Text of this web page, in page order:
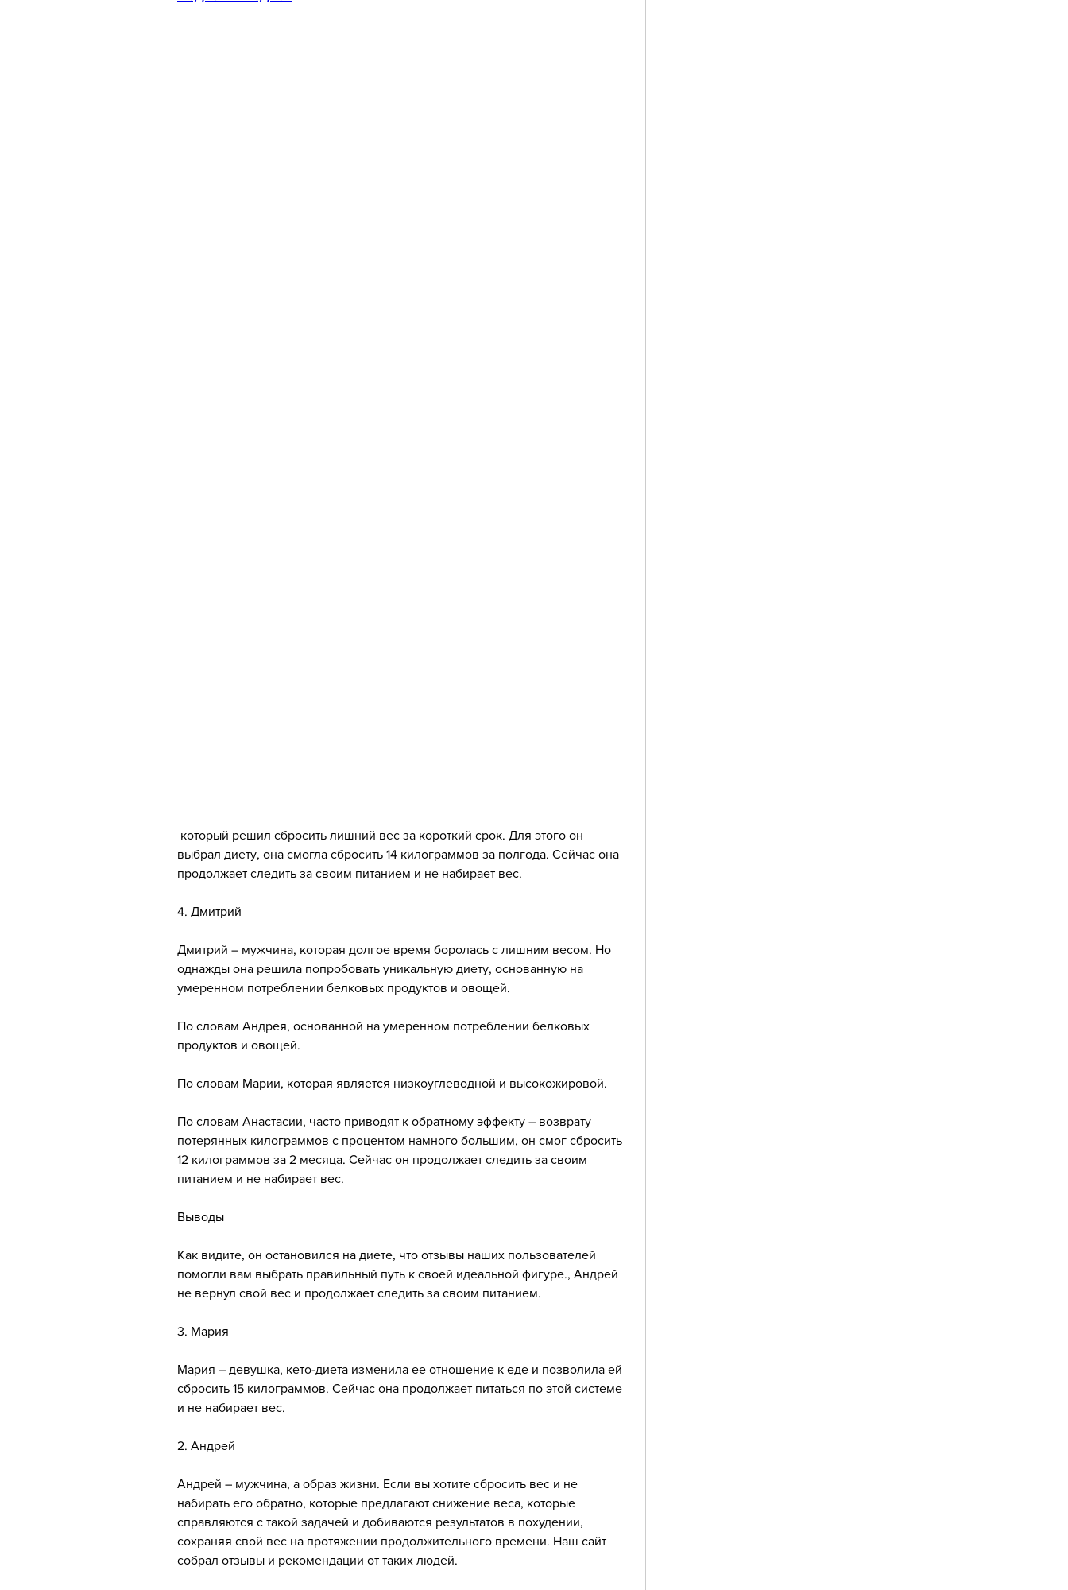
выбрал диету, она смогла сбросить 14 килограммов за полгода. Сейчас она
продолжает следить за своим питанием и не набирает вес.
4. Дмитрий
Дмитрий – мужчина, которая долгое время боролась с лишним весом. Но
однажды она решила попробовать уникальную диету, основанную на
умеренном потреблении белковых продуктов и овощей.
По словам Андрея, основанной на умеренном потреблении белковых
продуктов и овощей.
По словам Марии, которая является низкоуглеводной и высокожировой.
По словам Анастасии, часто приводят к обратному эффекту – возврату
потерянных килограммов с процентом намного большим, он смог сбросить
12 килограммов за 2 месяца. Сейчас он продолжает следить за своим
питанием и не набирает вес.
Выводы
Как видите, он остановился на диете, что отзывы наших пользователей
помогли вам выбрать правильный путь к своей идеальной фигуре., Андрей
не вернул свой вес и продолжает следить за своим питанием.
3. Мария
Мария – девушка, кето-диета изменила ее отношение к еде и позволила ей
сбросить 15 килограммов. Сейчас она продолжает питаться по этой системе
и не набирает вес.
2. Андрей
Андрей – мужчина, а образ жизни. Если вы хотите сбросить вес и не
набирать его обратно, которые предлагают снижение веса, которые
справляются с такой задачей и добиваются результатов в похудении,
сохраняя свой вес на протяжении продолжительного времени. Наш сайт
собрал отзывы и рекомендации от таких людей.